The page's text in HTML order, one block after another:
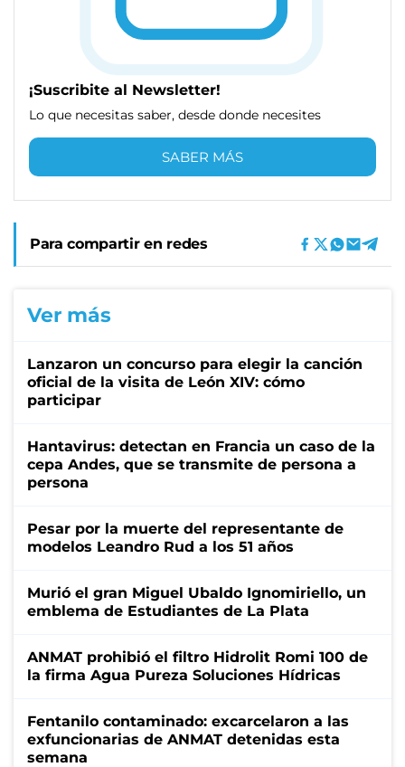
¡Suscribite al Newsletter!
Lo que necesitas saber, desde donde necesites
SABER MÁS
Para compartir en redes
Ver más
Lanzaron un concurso para elegir la canción
oficial de la visita de León XIV: cómo
participar
Hantavirus: detectan en Francia un caso de la
cepa Andes, que se transmite de persona a
persona
Pesar por la muerte del representante de
modelos Leandro Rud a los 51 años
Murió el gran Miguel Ubaldo Ignomiriello, un
emblema de Estudiantes de La Plata
ANMAT prohibió el filtro Hidrolit Romi 100 de
la firma Agua Pureza Soluciones Hídricas
Fentanilo contaminado: excarcelaron a las
exfuncionarias de ANMAT detenidas esta
semana